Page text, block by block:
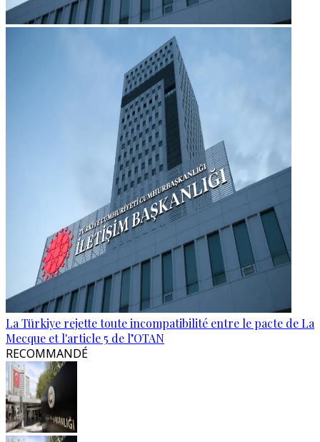
La Türkiye rejette toute incompatibilité entre le pacte de La
Mecque et l'article 5 de l’OTAN
RECOMMANDÉ